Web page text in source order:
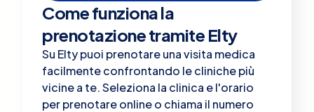
Come funziona la
prenotazione tramite Elty
Su Elty puoi prenotare una visita medica
facilmente confrontando le cliniche più
vicine a te. Seleziona la clinica e l'orario
per prenotare online o chiama il numero